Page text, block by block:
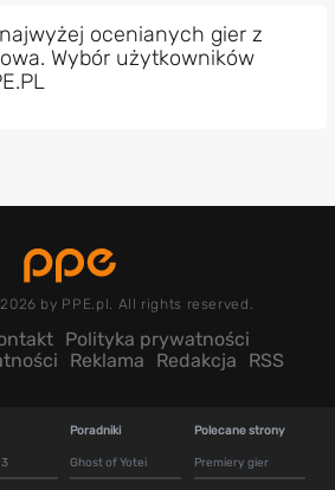
ocenianych gier z
Wybór użytkowników
by PPE.pl. All rights reserved.
Polityka prywatności
Reklama Redakcja RSS
Poradniki
Ghost of Yotei
Polecane strony
Premiery gier